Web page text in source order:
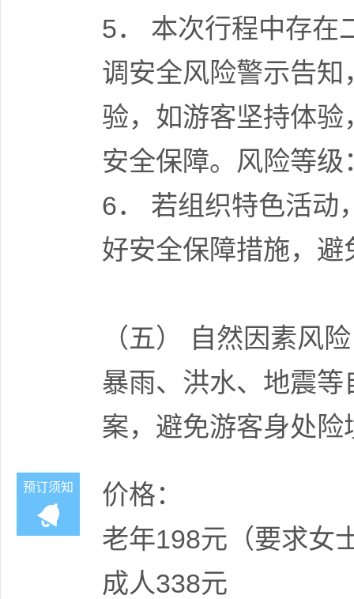
5． 本次行程中存在
调安全风险警示告
验，如游客坚持体
安全保障。风险等级
6． 若组织特色活动
好安全保障措施，
（五） 自然因素风险
暴雨、洪水、地震
案，避免游客身处
预订须知
价格：
老年198元（要求女
成人338元